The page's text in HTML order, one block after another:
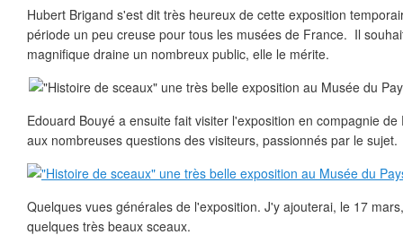
Hubert Brigand s'est dit très heureux de cette exposition
période un peu creuse pour tous les musées de France. Il
magnifique draine un nombreux public, elle le mérite.
Edouard Bouyé a ensuite fait visiter l'exposition en compagnie
aux nombreuses questions des visiteurs, passionnés par le sujet.
Quelques vues générales de l'exposition. J'y ajouterai, le 17
quelques très beaux sceaux.